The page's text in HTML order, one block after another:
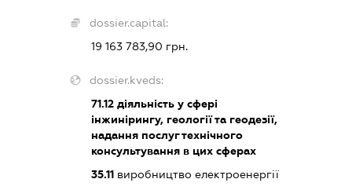
dossier.capital:
19 163 783,90 грн.
dossier.kveds:
71.12 діяльність у сфері
інжинірингу, геології та геодезії,
надання послуг технічного
консультування в цих сферах
35.11 виробництво електроенергії